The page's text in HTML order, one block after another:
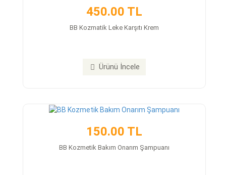
450.00 TL
BB Kozmatik Leke Karşıtı Krem
Ürünü İncele
150.00 TL
BB Kozmetik Bakım Onarım Şampuanı